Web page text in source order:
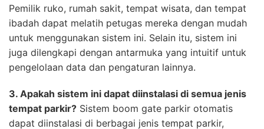
Pemilik ruko, rumah sakit, tempat wisata, dan tempat
ibadah dapat melatih petugas mereka dengan mudah
untuk menggunakan sistem ini. Selain itu, sistem ini
juga dilengkapi dengan antarmuka yang intuitif untuk
pengelolaan data dan pengaturan lainnya.
3. Apakah sistem ini dapat diinstalasi di semua jenis
tempat parkir? Sistem boom gate parkir otomatis
dapat diinstalasi di berbagai jenis tempat parkir,